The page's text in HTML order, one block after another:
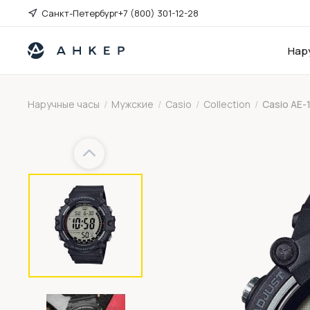
Санкт-Петербург+7 (800) 301-12-28
Наручные часы / Мужские / Casio / Collection / Casio AE-
Previous